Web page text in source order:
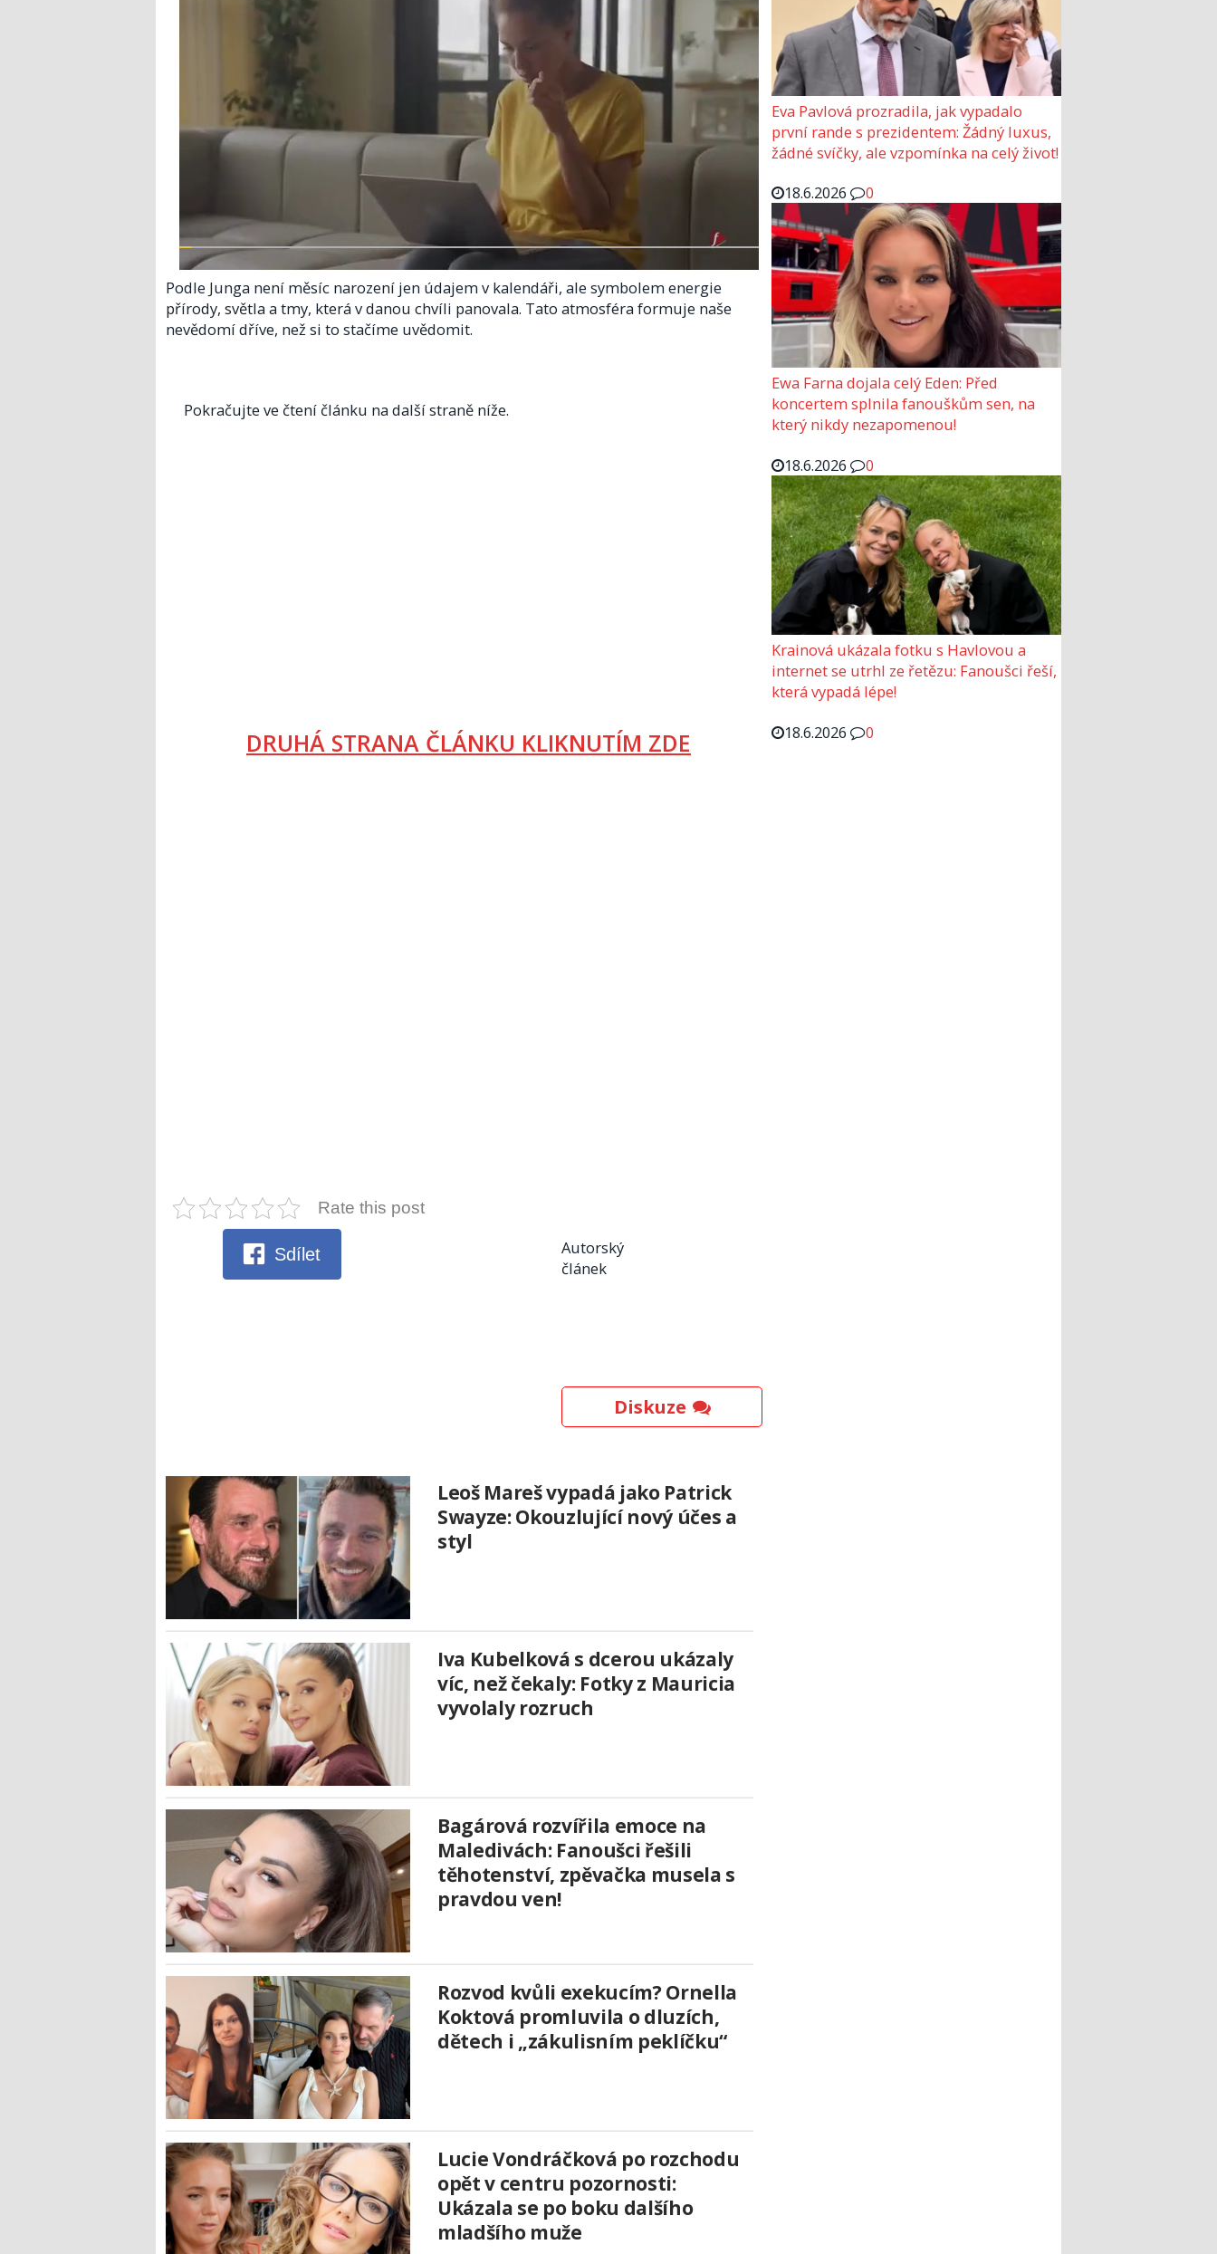
Podle Junga není měsíc narození jen údajem v kalendáři, ale symbolem energie
přírody, světla a tmy, která v danou chvíli panovala. Tato atmosféra formuje naše
nevědomí dříve, než si to stačíme uvědomit.
Pokračujte ve čtení článku na další straně níže.
DRUHÁ STRANA ČLÁNKU KLIKNUTÍM ZDE
Rate this post
Sdílet
Autorský
článek
Diskuze
Leoš Mareš vypadá jako Patrick
Swayze: Okouzlující nový účes a
styl
Iva Kubelková s dcerou ukázaly
víc, než čekaly: Fotky z Mauricia
vyvolaly rozruch
Bagárová rozvířila emoce na
Maledivách: Fanoušci řešili
těhotenství, zpěvačka musela s
pravdou ven!
Rozvod kvůli exekucím? Ornella
Koktová promluvila o dluzích,
dětech i „zákulisním peklíčku“
Lucie Vondráčková po rozchodu
opět v centru pozornosti:
Ukázala se po boku dalšího
mladšího muže
Eva Pavlová prozradila, jak vypadalo
první rande s prezidentem: Žádný luxus,
žádné svíčky, ale vzpomínka na celý život!
18.6.2026
0
Ewa Farna dojala celý Eden: Před
koncertem splnila fanouškům sen, na
který nikdy nezapomenou!
18.6.2026
0
Krainová ukázala fotku s Havlovou a
internet se utrhl ze řetězu: Fanoušci řeší,
která vypadá lépe!
18.6.2026
0